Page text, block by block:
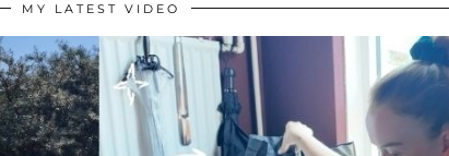
MY LATEST VIDEO